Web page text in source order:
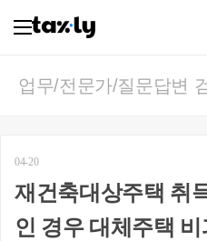
04-20
재건축대상주택 취
인 경우 대체주택